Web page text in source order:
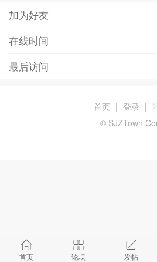
加为好友
在线时间
最后访问
首页 论坛 发帖
首页 | 登录 |
©